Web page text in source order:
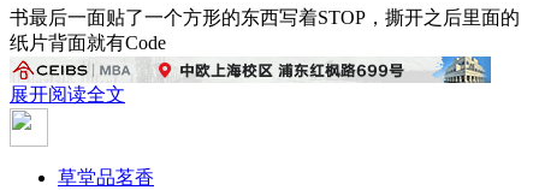
书最后一面贴了一个方形的东西写着STOP，撕开之后里面的
纸片背面就有Code
展开阅读全文
草堂品茗香